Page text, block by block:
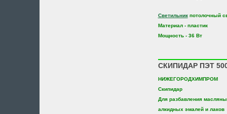
Светильникпотолочный
Материал - пластик
Мощность - 36 Вт
СКИПИДАР ПЭТ
НИЖЕГОРОДХИМПРОМ
Скипидар
Для разбавления
алкидных эмалей и лаков